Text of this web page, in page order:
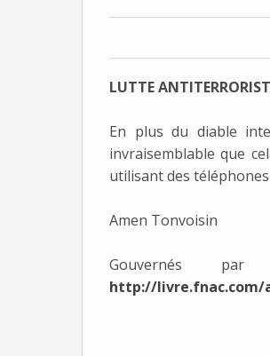
LUTTE
En plus du diable
invraisemblable que
utilisant des
Amen Tonvoisin
Gouvernés
http://livre.fnac.com/